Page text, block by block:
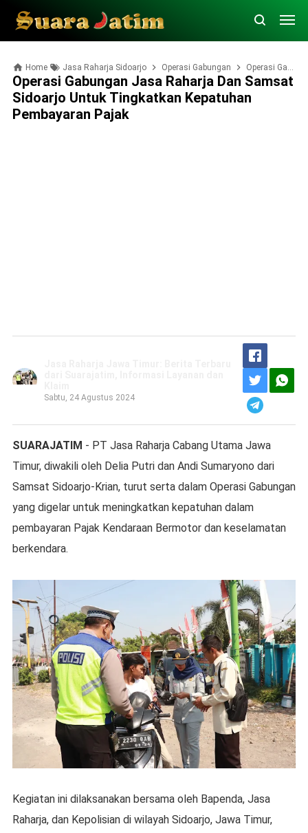
Home Jasa Raharja Sidoarjo Operasi Gabungan Operasi Gabungan Jasa Raharja dan Samsat Sidoarjo untuk Tingkatkan Kepatuhan Pembayaran Pajak
Operasi Gabungan Jasa Raharja Dan Samsat
Sidoarjo Untuk Tingkatkan Kepatuhan
Pembayaran Pajak
Sabtu, 24 Agustus 2024
SUARAJATIM - PT Jasa Raharja Cabang Utama Jawa
Timur, diwakili oleh Delia Putri dan Andi Sumaryono dari
Samsat Sidoarjo-Krian, turut serta dalam Operasi Gabungan
yang digelar untuk meningkatkan kepatuhan dalam
pembayaran Pajak Kendaraan Bermotor dan keselamatan
berkendara.
Kegiatan ini dilaksanakan bersama oleh Bapenda, Jasa
Raharja, dan Kepolisian di wilayah Sidoarjo, Jawa Timur,